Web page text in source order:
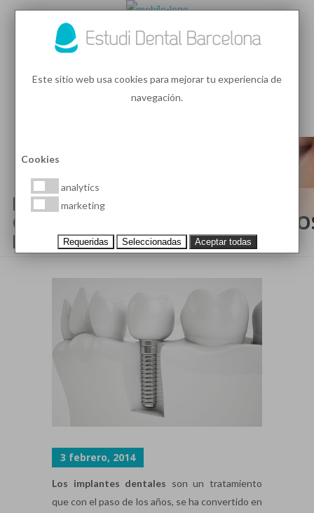
PEDIR HORA
IMPLANTES DENTALES
OSTEOINTEGRADOS,
PARA EL ÉXITO.
3 febrero, 2014
Los implantes dentales son un tratamiento
que con el paso de los años, se ha convertido en
Este sitio web usa cookies para mejorar tu experiencia de
navegación.
Cookies
analytics
marketing
Requeridas Seleccionadas Aceptar todas